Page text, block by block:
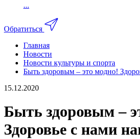
...
Обратиться
Главная
Новости
Новости культуры и спорта
Быть здоровым – это модно!
15.12.2020
Быть здоровым –
Здоровье с нами